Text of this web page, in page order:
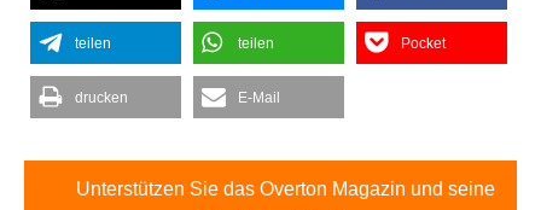
teilen teilen Pocket
drucken E-Mail
Unterstützen Sie das Overton Magazin und seine